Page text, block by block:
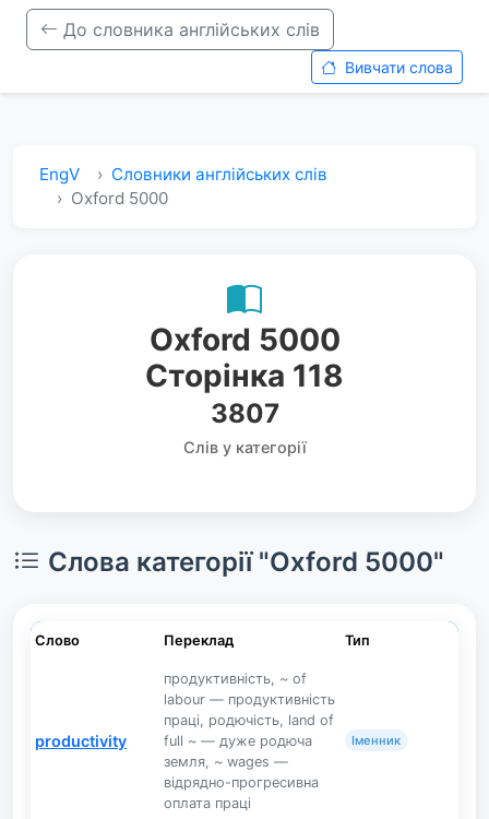
До словника англійських слів
Вивчати слова
EngV
Словники англійських слів
Oxford 5000
Oxford 5000
Сторінка 118
3807
Слів у категорії
Слова категорії "Oxford 5000"
Слово Переклад Тип
productivity
продуктивність, ~ of
labour — продуктивність
праці, родючість, land of
full ~ — дуже родюча
земля, ~ wages —
відрядно-прогресивна
оплата праці
Іменник